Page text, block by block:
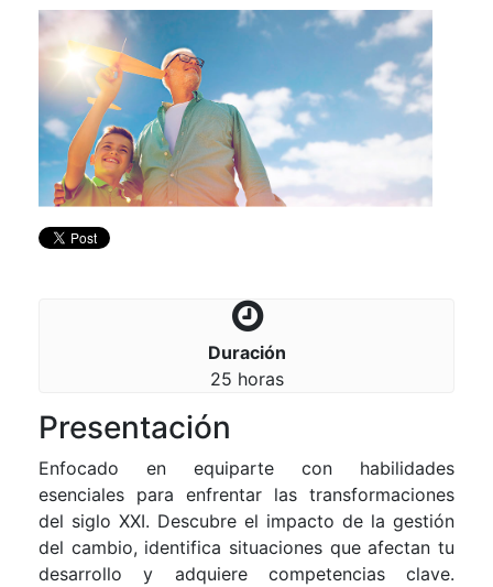
Duración
25 horas
Presentación
Enfocado en equiparte con habilidades
esenciales para enfrentar las transformaciones
del siglo XXI. Descubre el impacto de la gestión
del cambio, identifica situaciones que afectan tu
desarrollo y adquiere competencias clave.